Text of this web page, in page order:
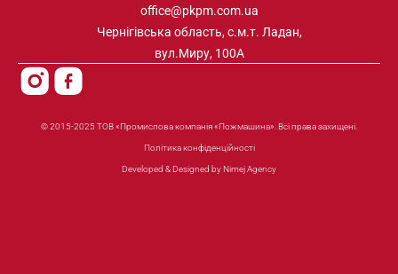
office@pkpm.com.ua
Чернігівська область, с.м.т. Ладан,
вул.Миру, 100А
© 2015-2025 ТОВ «Промислова компанія «Пожмашина». Всі права захищені.
Політика конфіденційності
Developed & Designed by Nimej Agency